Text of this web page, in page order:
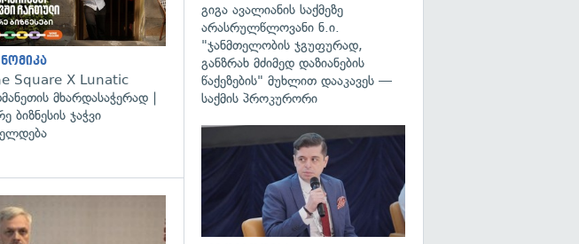
Square X Lunatic
მხარდასაჭერად |
ბიზნესის ჯაჭვი
გადახედვა
გიგა ავალიანის საქმეზე
არასრულწლოვანი ნ.ი.
"ჯანმთელობის ჯგუფურად,
განზრახ მძიმედ დაზიანების
წაქეზების" მუხლით დააკავეს —
საქმის პროკურორი